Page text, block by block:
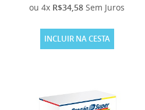
ou 4x R$34,58 Sem Juros
INCLUIR NA CESTA